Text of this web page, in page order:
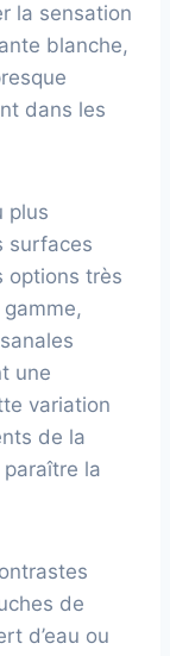
la sensation
blanche,
dans les
plus
surfaces
options très
une
variation
de la
la
de
d’eau ou